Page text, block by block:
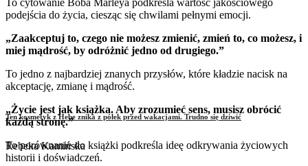
Ten kosmetyk z Hebe znika z półek przed wakacjami. Trudno się dziwić
Rebeka Kamińska
podejścia do życia, ciesząc się chwilami pełnymi emocji.
„Zaakceptuj to, czego nie możesz zmienić, zmień to, co możesz, i
miej mądrość, by odróżnić jedno od drugiego.”
To jedno z najbardziej znanych przysłów, które kładzie nacisk na
akceptację, zmianę i mądrość.
„Życie jest jak książka. Aby zrozumieć sens, musisz obrócić
każdą stronę.”
To porównanie do książki podkreśla ideę odkrywania życiowych
historii i doświadczeń.